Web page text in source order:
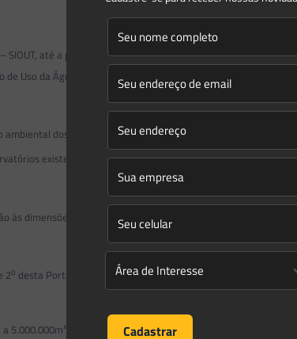
SIOUT, até a presente data serão considerados válidos para a
Uso da Água – SIOUT.
dos empreendimentos de irrigação com o
existentes ou a construir não se enquadram nas exceções
às dimensões ou classificações do reservatório, o pedido de
2o desta Portaria, as seguintes intervenções em recursos
(cinco milhões de metros cúbicos);